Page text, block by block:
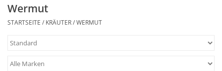
Kräuter
Für Kinder
Wermut
STARTSEITE / KRÄUTER/WERMUT